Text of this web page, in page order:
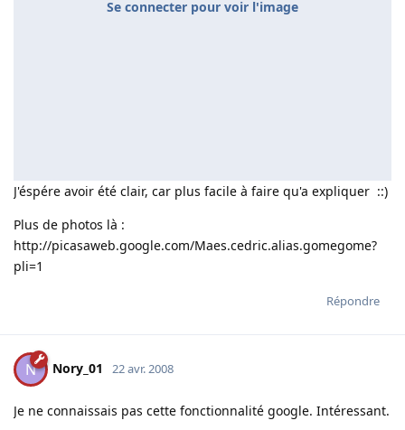
Se connecter pour voir l'image
J'éspére avoir été clair, car plus facile à faire qu'a expliquer ::)
Plus de photos là :
http://picasaweb.google.com/Maes.cedric.alias.gomegome?
pli=1
Répondre
N Nory_01 22 avr. 2008
Je ne connaissais pas cette fonctionnalité google. Intéressant.